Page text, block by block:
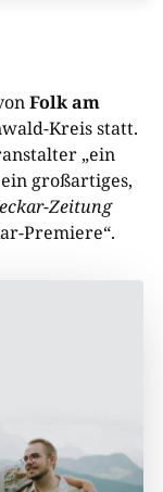
Folk am
Kreis statt.
„ein
großartiges,
Zeitung
Premiere“.